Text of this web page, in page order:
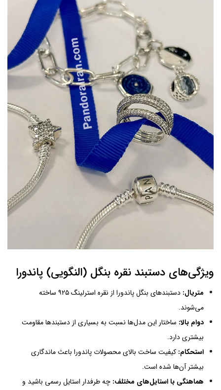
ویژگی‌های دستبند نقره بنگل (النگویی) پاندورا
متریال:
دستبندهای بنگل پاندورا از نقره استرلینگ ۹۲۵ ساخته
می‌شوند.
دوام بالا: ساختار این مدل‌ها نسبت به بسیاری از دستبندها مقاومت
بیشتری دارد.
استحکام: کیفیت ساخت بالای محصولات پاندورا باعث ماندگاری
بیشتر آن‌ها شده است.
هماهنگی با استایل‌های مختلف: چه طرفدار استایل رسمی باشید و